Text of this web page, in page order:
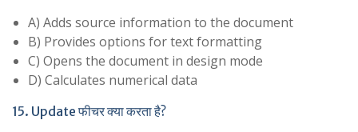
A) Adds source information to the document
B) Provides options for text formatting
C) Opens the document in design mode
D) Calculates numerical data
15. Update फीचर क्या करता है?